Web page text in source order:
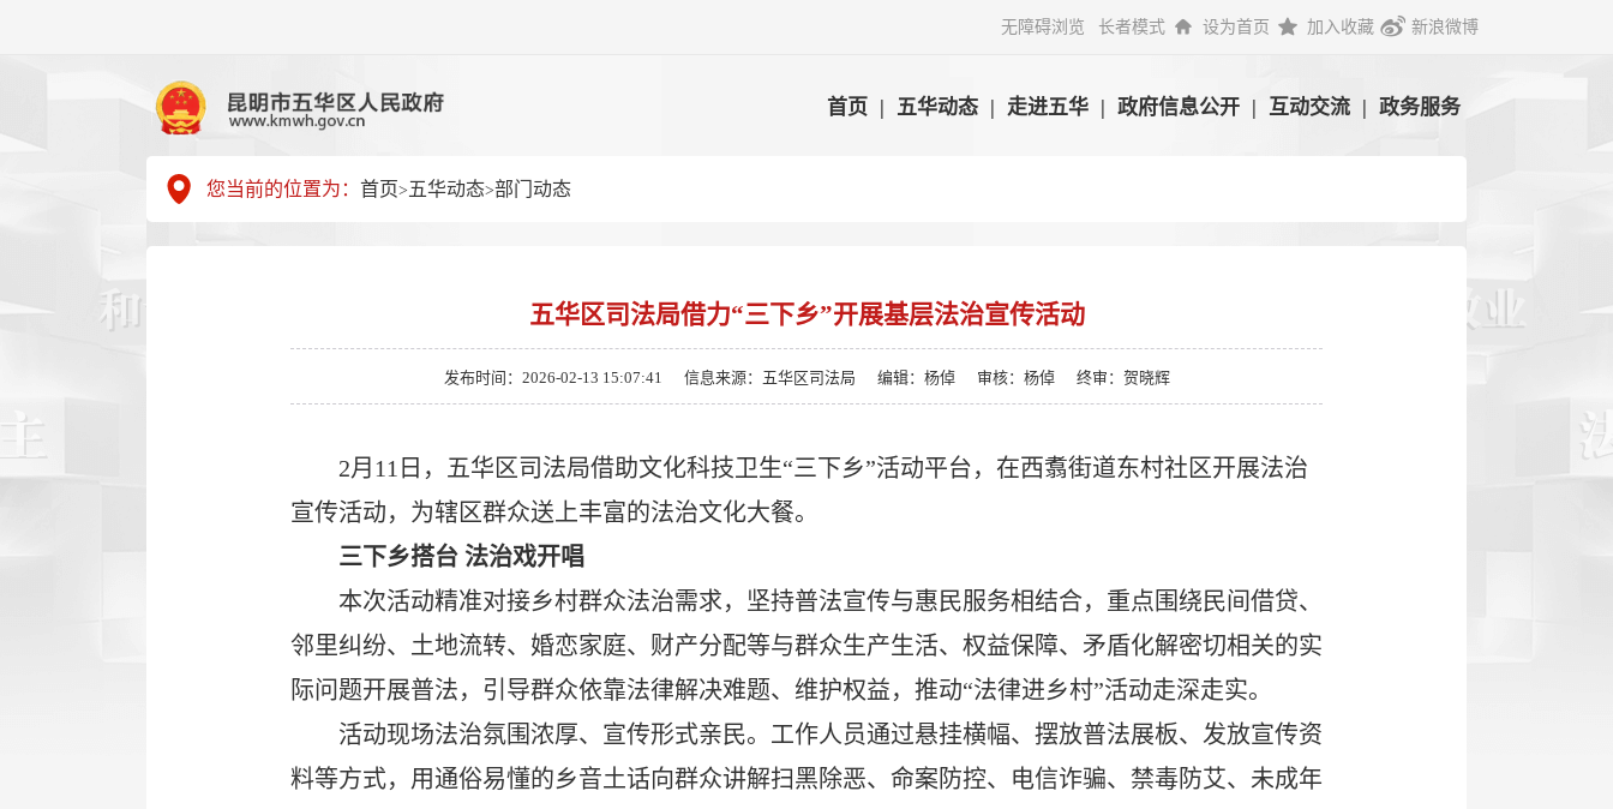
无障碍浏览 长者模式 设为首页 加入收藏 新浪微博
首页 | 五华动态 | 走进五华 | 政府信息公开 | 互动交流 | 政务服务
您当前的位置为： 首页> 五华动态>部门动态
五华区司法局借力“三下乡”开展基层法治宣传活动
发布时间：2026-02-13 15:07:41 信息来源：五华区司法局 编辑：杨倬 审核：杨倬 终审：贺晓辉
2月11日，五华区司法局借助文化科技卫生“三下乡”活动平台，在西翥街道东村社区开展法治
宣传活动，为辖区群众送上丰富的法治文化大餐。
三下乡搭台 法治戏开唱
本次活动精准对接乡村群众法治需求，坚持普法宣传与惠民服务相结合，重点围绕民间借贷、
邻里纠纷、土地流转、婚恋家庭、财产分配等与群众生产生活、权益保障、矛盾化解密切相关的实
际问题开展普法，引导群众依靠法律解决难题、维护权益，推动“法律进乡村”活动走深走实。
活动现场法治氛围浓厚、宣传形式亲民。工作人员通过悬挂横幅、摆放普法展板、发放宣传资
料等方式，用通俗易懂的乡音土话向群众讲解扫黑除恶、命案防控、电信诈骗、禁毒防艾、未成年